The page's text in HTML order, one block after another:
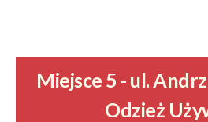
Miejsce 5 - ul.
Odzież